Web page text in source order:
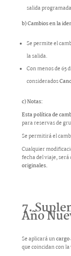
salida
b) Cambios en la
Se permite el
la salida.
Con menos de 65
considerados
c) Notas:
Esta política de
para reservas de
Se permitirá el
Cualquier
fecha del viaje,
originales.
7.
Año
Se aplicará uncargo
que coincidan con